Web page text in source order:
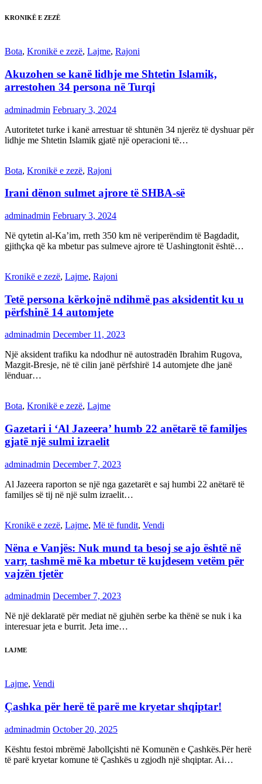
KRONIKË E ZEZË
Bota, Kronikë e zezë, Lajme, Rajoni
Akuzohen se kanë lidhje me Shtetin Islamik,
arrestohen 34 persona në Turqi
adminadmin February 3, 2024
Autoritetet turke i kanë arrestuar të shtunën 34 njerëz të dyshuar për
lidhje me Shtetin Islamik gjatë një operacioni të…
Bota, Kronikë e zezë, Rajoni
Irani dënon sulmet ajrore të SHBA-së
adminadmin February 3, 2024
Në qytetin al-Ka’im, rreth 350 km në veriperëndim të Bagdadit,
gjithçka që ka mbetur pas sulmeve ajrore të Uashingtonit është…
Kronikë e zezë, Lajme, Rajoni
Tetë persona kërkojnë ndihmë pas aksidentit ku u
përfshinë 14 automjete
adminadmin December 11, 2023
Një aksident trafiku ka ndodhur në autostradën Ibrahim Rugova,
Mazgit-Bresje, në të cilin janë përfshirë 14 automjete dhe janë
lënduar…
Bota, Kronikë e zezë, Lajme
Gazetari i ‘Al Jazeera’ humb 22 anëtarë të familjes
gjatë një sulmi izraelit
adminadmin December 7, 2023
Al Jazeera raporton se një nga gazetarët e saj humbi 22 anëtarë të
familjes së tij në një sulm izraelit…
Kronikë e zezë, Lajme, Më të fundit, Vendi
Nëna e Vanjës: Nuk mund ta besoj se ajo është në
varr, tashmë më ka mbetur të kujdesem vetëm për
vajzën tjetër
adminadmin December 7, 2023
Në një deklaratë për mediat në gjuhën serbe ka thënë se nuk i ka
interesuar jeta e burrit. Jeta ime…
LAJME
Lajme, Vendi
Çashka për herë të parë me kryetar shqiptar!
adminadmin October 20, 2025
Kështu festoi mbrëmë Jabollçishti në Komunën e Çashkës.Për herë
të parë kryetar komune të Çashkës u zgjodh një shqiptar. Ai…